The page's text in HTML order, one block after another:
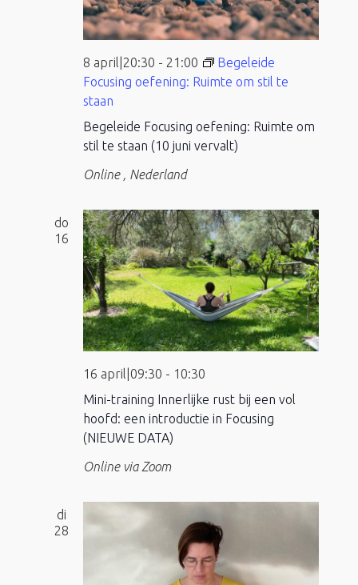
Begeleide Focusing oefening: Ruimte om
stil te staan (10 juni vervalt)
8 april|20:30 - 21:00
Begeleide
Focusing oefening: Ruimte om stil te
staan
Online , Nederland
do
16
Mini-training Innerlijke rust bij een vol
hoofd: een introductie in Focusing
(NIEUWE DATA)
16 april|09:30 - 10:30
Online via Zoom
di
28